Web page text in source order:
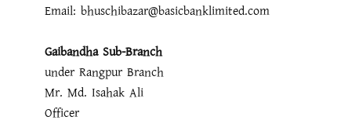
Email: bhuschibazar@basicbanklimited.com
Gaibandha Sub-Branch
under Rangpur Branch
Mr. Md. Isahak Ali
Officer